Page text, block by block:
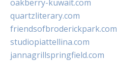
oakberry-kuwait.com
quartzliterary.com
friendsofbroderickpark.com
studiopiattellina.com
jannagrillspringfield.com